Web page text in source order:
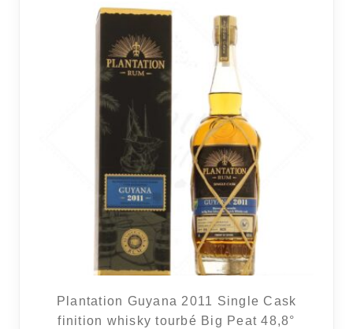
Plantation Guyana 2011 Single Cask
finition whisky tourbé Big Peat 48,8°